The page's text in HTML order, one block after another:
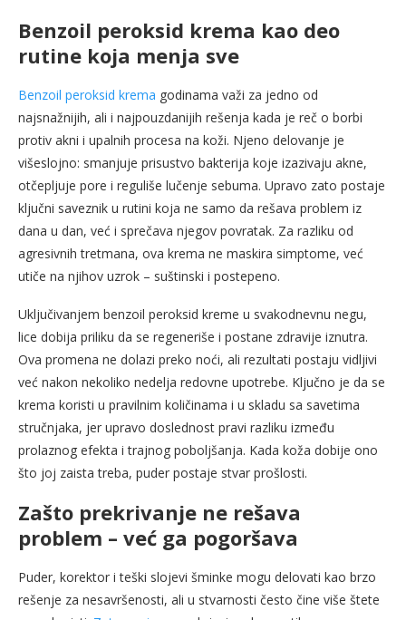
Benzoil peroksid krema kao deo
rutine koja menja sve
Benzoil peroksid krema godinama važi za jedno od
najsnažnijih, ali i najpouzdanijih rešenja kada je reč o borbi
protiv akni i upalnih procesa na koži. Njeno delovanje je
višeslojno: smanjuje prisustvo bakterija koje izazivaju akne,
otčepljuje pore i reguliše lučenje sebuma. Upravo zato postaje
ključni saveznik u rutini koja ne samo da rešava problem iz
dana u dan, već i sprečava njegov povratak. Za razliku od
agresivnih tretmana, ova krema ne maskira simptome, već
utiče na njihov uzrok – suštinski i postepeno.
Uključivanjem benzoil peroksid kreme u svakodnevnu negu,
lice dobija priliku da se regeneriše i postane zdravije iznutra.
Ova promena ne dolazi preko noći, ali rezultati postaju vidljivi
već nakon nekoliko nedelja redovne upotrebe. Ključno je da se
krema koristi u pravilnim količinama i u skladu sa savetima
stručnjaka, jer upravo doslednost pravi razliku između
prolaznog efekta i trajnog poboljšanja. Kada koža dobije ono
što joj zaista treba, puder postaje stvar prošlosti.
Zašto prekrivanje ne rešava
problem – već ga pogoršava
Puder, korektor i teški slojevi šminke mogu delovati kao brzo
rešenje za nesavršenosti, ali u stvarnosti često čine više štete